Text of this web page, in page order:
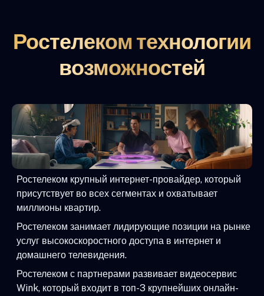
Ростелеком технологии
возможностей
Ростелеком крупный интернет-провайдер, который
присутствует во всех сегментах и охватывает
миллионы квартир.
Ростелеком занимает лидирующие позиции на рынке
услуг высокоскоростного доступа в интернет и
домашнего телевидения.
Ростелеком с партнерами развивает видеосервис
Wink, который входит в топ-3 крупнейших онлайн-